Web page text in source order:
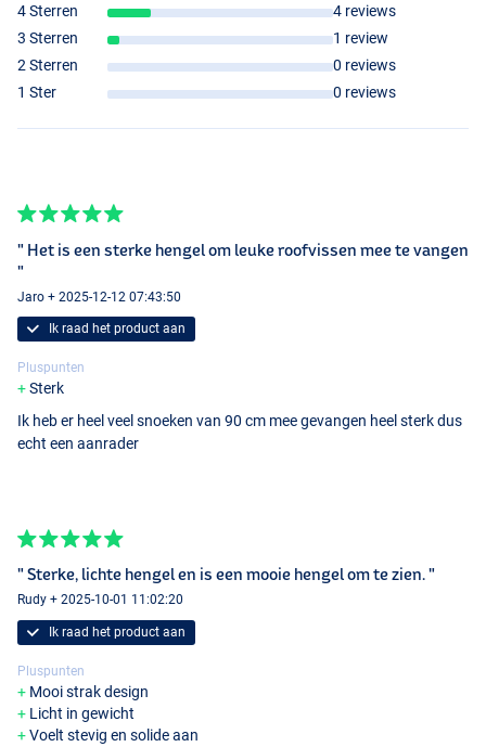
4 Sterren
4 reviews
3 Sterren
1 review
2 Sterren
0 reviews
1 Ster
0 reviews
" Het is een sterke hengel om leuke roofvissen mee te vangen
"
Jaro + 2025-12-12 07:43:50
Ik raad het product aan
Pluspunten
Sterk
Ik heb er heel veel snoeken van 90 cm mee gevangen heel sterk dus
echt een aanrader
" Sterke, lichte hengel en is een mooie hengel om te zien. "
Rudy + 2025-10-01 11:02:20
Ik raad het product aan
Pluspunten
Mooi strak design
Licht in gewicht
Voelt stevig en solide aan